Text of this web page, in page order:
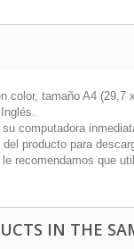
color, tamaño A4
computadora
producto para
recomendamos que
IN THE